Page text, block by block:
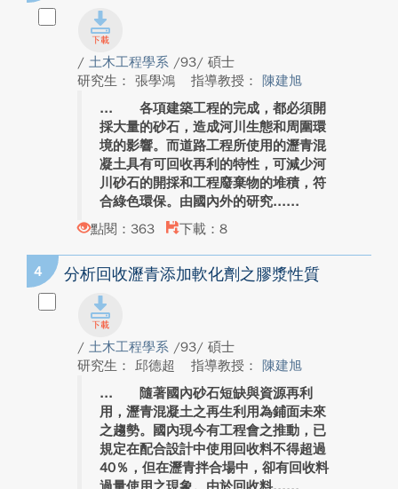
/ 土木工程學系 /93/ 碩士
研究生： 張學鴻
指導教授： 陳建旭
各項建築工程的完成，都必須開
採大量的砂石，造成河川生態和周圍環
境的影響。而道路工程所使用的瀝青混
凝土具有可回收再利的特性，可減少河
川砂石的開採和工程廢棄物的堆積，符
合綠色環保。由國內外的研究...
點閱：363
下載：8
4 分析回收瀝青添加軟化劑之膠漿性質
/ 土木工程學系 /93/ 碩士
研究生： 邱德超
指導教授： 陳建旭
隨著國內砂石短缺與資源再利
用，瀝青混凝土之再生利用為鋪面未來
之趨勢。國內現今有工程會之推動，已
規定在配合設計中使用回收料不得超過
40％，但在瀝青拌合場中，卻有回收料